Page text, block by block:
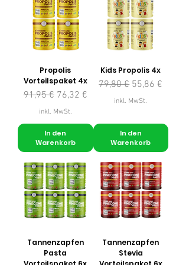
Propolis
Vorteilspaket 4x
Standardpreis
91,95 € Sale-Preis
76,32 €
inkl. MwSt.
In den
Warenkorb
Kids Propolis 4x
Standardpreis
79,80 € Sale-Preis
55,86 €
inkl. MwSt.
In den
Warenkorb
Tannenzapfen
Pasta
Tannenzapfen
Stevia